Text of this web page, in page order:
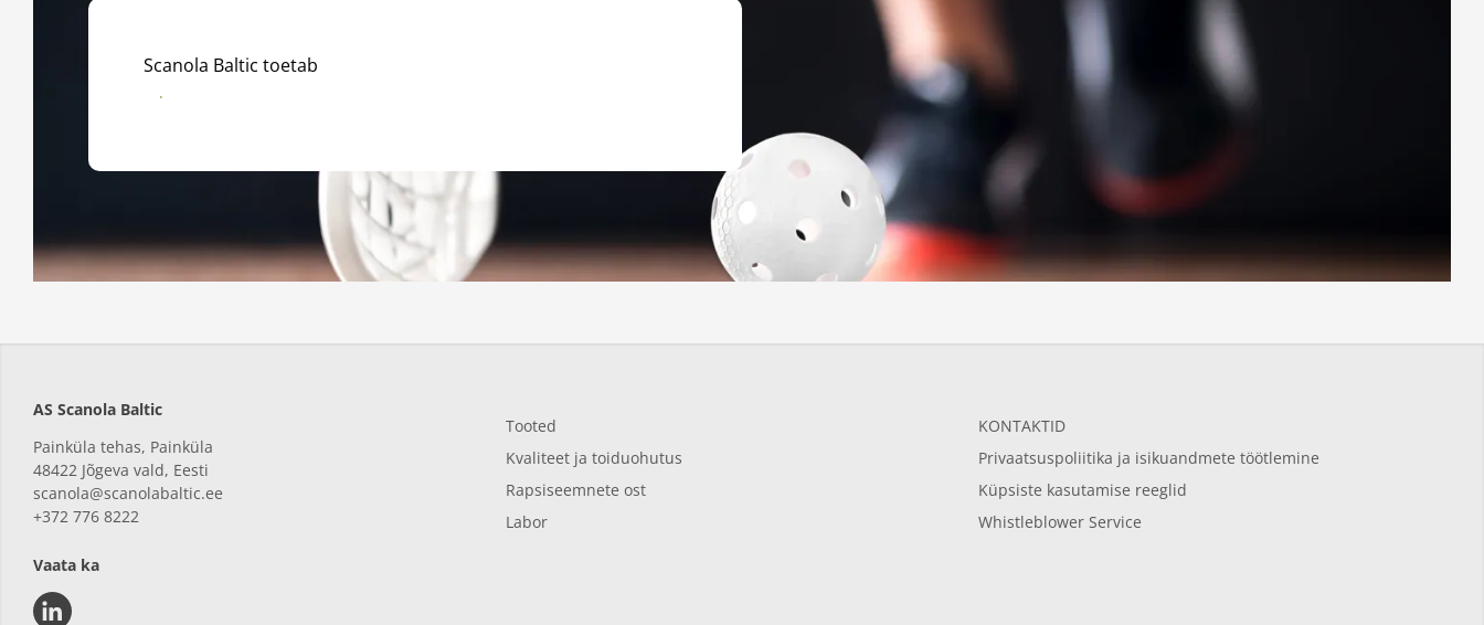
Scanola Baltic toetab
Jõgeva saalihoki spordiklubi TÄHE
AS Scanola Baltic
Painküla tehas, Painküla
48422 Jõgeva vald, Eesti
scanola@scanolabaltic.ee
+372 776 8222
Tooted
Kvaliteet ja toiduohutus
Rapsiseemnete ost
Labor
KONTAKTID
Privaatsuspoliitika ja isikuandmete töötlemine
Küpsiste kasutamise reeglid
Whistleblower Service
Vaata ka